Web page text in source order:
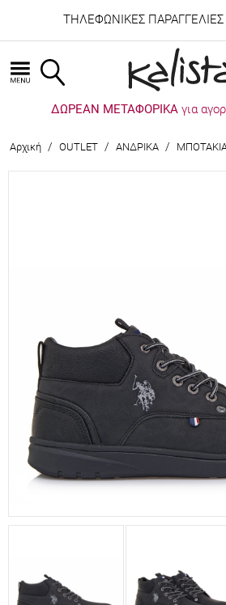
ΤΗΛΕΦΩΝΙΚΕΣ ΠΑΡΑΓΓΕΛΙΕΣ
ΔΩΡΕΑΝ ΜΕΤΑΦΟΡΙΚΑ για
Αρχική / OUTLET / ΑΝΔΡΙΚΑ /